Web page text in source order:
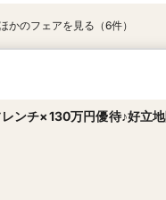
&スマホでOK！オンライ
】最短90分×見積もり相談×
レンチ試食＆直前予約限
ト◎好立地の貸切リゾート
す大切な一日！期間限定
レス試着】光の大聖堂×特
かのフェアを見る（6件）
レンチ×130万円優待♪好立